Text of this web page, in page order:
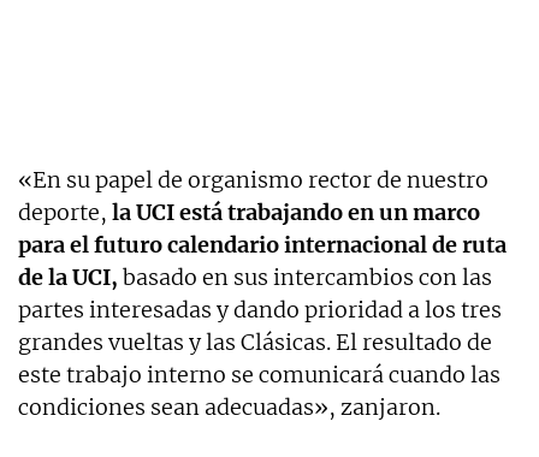
«En su papel de organismo rector de nuestro
deporte, la UCI está trabajando en un marco
para el futuro calendario internacional de ruta
de la UCI, basado en sus intercambios con las
partes interesadas y dando prioridad a los tres
grandes vueltas y las Clásicas. El resultado de
este trabajo interno se comunicará cuando las
condiciones sean adecuadas», zanjaron.